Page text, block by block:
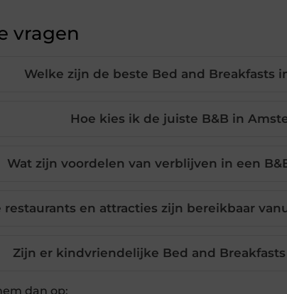
vragen
Welke zijn de beste Bed and Breakfasts
Hoe kies ik de juiste B&B in
Wat zijn voordelen van verblijven in een
restaurants en attracties zijn bereikbaar
Zijn er kindvriendelijke Bed and
dan op: